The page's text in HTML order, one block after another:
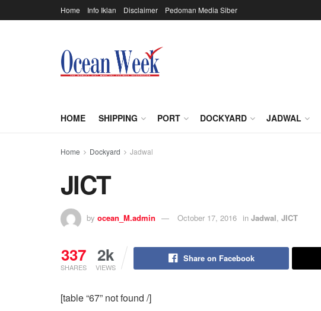
Home Info Iklan Disclaimer Pedoman Media Siber
HOME SHIPPING PORT DOCKYARD JADWAL
Home Dockyard Jadwal
JICT
by ocean_M.admin October 17, 2016 in Jadwal, JICT
337
SHARES
2k
VIEWS
Share on Facebook
[table “67” not found /]